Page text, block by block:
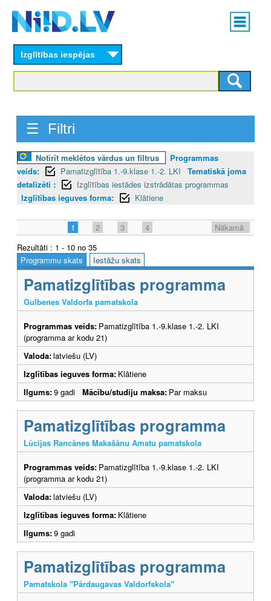
content
Main
menu
Izglītības iespējas
☰ Filtri
Notīrīt meklētos vārdus un filtrus
Programmas
veids:
Pamatizglītība 1.-9.klase 1.-2. LKI
Tematiskā joma
detalizēti :
Izglītības iestādes izstrādātas programmas
Izglītības ieguves forma:
Klātiene
1 2 3 4
Nākamā
Rezultāti : 1 - 10 no 35
Programmu skats
Iestāžu skats
Pamatizglītības programma
Gulbenes Valdorfa pamatskola
Programmas veids: Pamatizglītība 1.-9.klase 1.-2. LKI
(programma ar kodu 21)
Valoda:latviešu (LV)
Izglītības ieguves forma: Klātiene
Ilgums:9 gadi Mācību/studiju maksa: Par maksu
Pamatizglītības programma
Lūcijas Rancānes Makašānu Amatu pamatskola
Programmas veids: Pamatizglītība 1.-9.klase 1.-2. LKI
(programma ar kodu 21)
Valoda:latviešu (LV)
Izglītības ieguves forma: Klātiene
Ilgums:9 gadi
Pamatizglītības programma
Pamatskola "Pārdaugavas Valdorfskola"